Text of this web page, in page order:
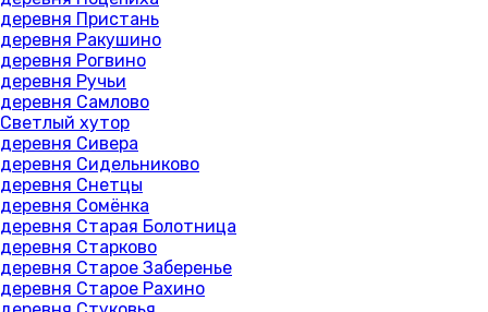
деревня Пристань
деревня Ракушино
деревня Рогвино
деревня Ручьи
деревня Самлово
Светлый хутор
деревня Сивера
деревня Сидельниково
деревня Снетцы
деревня Сомёнка
деревня Старая Болотница
деревня Старково
деревня Старое Заберенье
деревня Старое Рахино